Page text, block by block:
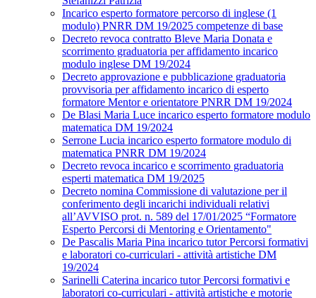
Incarico esperto formatore percorso di inglese (1
modulo) PNRR DM 19/2025 competenze di base
Decreto revoca contratto Bleve Maria Donata e
scorrimento graduatoria per affidamento incarico
modulo inglese DM 19/2024
Decreto approvazione e pubblicazione graduatoria
provvisoria per affidamento incarico di esperto
formatore Mentor e orientatore PNRR DM 19/2024
De Blasi Maria Luce incarico esperto formatore modulo
matematica DM 19/2024
Serrone Lucia incarico esperto formatore modulo di
matematica PNRR DM 19/2024
Decreto revoca incarico e scorrimento graduatoria
esperti matematica DM 19/2025
Decreto nomina Commissione di valutazione per il
conferimento degli incarichi individuali relativi
all’AVVISO prot. n. 589 del 17/01/2025 “Formatore
Esperto Percorsi di Mentoring e Orientamento"
De Pascalis Maria Pina incarico tutor Percorsi formativi
e laboratori co-curriculari - attività artistiche DM
19/2024
Sarinelli Caterina incarico tutor Percorsi formativi e
laboratori co-curriculari - attività artistiche e motorie